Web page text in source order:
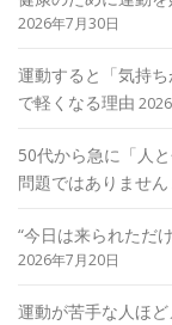
2026年7月30日
運動すると「気持
で軽くなる理由
50代から急に「人
問題ではありません
“今日は来られただ
2026年7月20日
運動が苦手な人ほ